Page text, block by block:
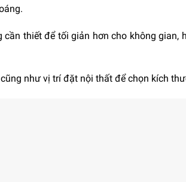
thiết để tối giản hơn cho không gian,
như vị trí đặt nội thất để chọn kích